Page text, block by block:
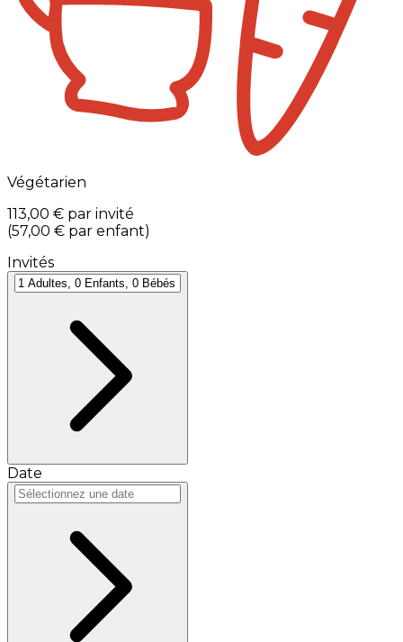
Végétarien
113,00 € par invité
(57,00 € par enfant)
Invités
Date